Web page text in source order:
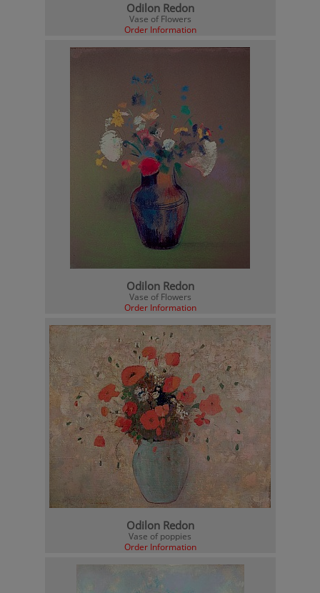
Odilon Redon
Vase of Flowers
Order Information
Odilon Redon
Vase of Flowers
Order Information
Odilon Redon
Vase of poppies
Order Information